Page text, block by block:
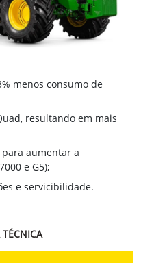
menos consumo de
resultando em mais
aumentar a
e G5);
e servicibilidade.
TÉCNICA